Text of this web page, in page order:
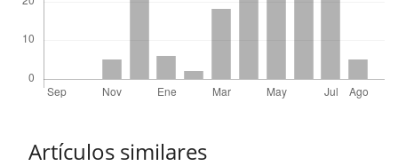
Artículos similares